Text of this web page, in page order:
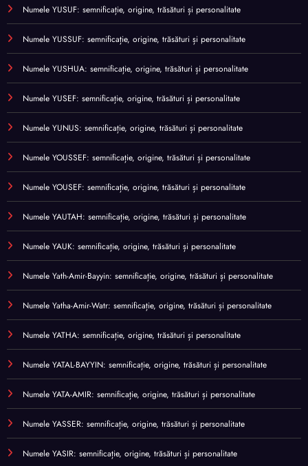
Numele YUSUF: semnificație, origine, trăsături și personalitate
Numele YUSSUF: semnificație, origine, trăsături și personalitate
Numele YUSHUA: semnificație, origine, trăsături și personalitate
Numele YUSEF: semnificație, origine, trăsături și personalitate
Numele YUNUS: semnificație, origine, trăsături și personalitate
Numele YOUSSEF: semnificație, origine, trăsături și personalitate
Numele YOUSEF: semnificație, origine, trăsături și personalitate
Numele YAUTAH: semnificație, origine, trăsături și personalitate
Numele YAUK: semnificație, origine, trăsături și personalitate
Numele Yath-Amir-Bayyin: semnificație, origine, trăsături și personalitate
Numele Yatha-Amir-Watr: semnificație, origine, trăsături și personalitate
Numele YATHA: semnificație, origine, trăsături și personalitate
Numele YATAL-BAYYIN: semnificație, origine, trăsături și personalitate
Numele YATA-AMIR: semnificație, origine, trăsături și personalitate
Numele YASSER: semnificație, origine, trăsături și personalitate
Numele YASIR: semnificație, origine, trăsături și personalitate